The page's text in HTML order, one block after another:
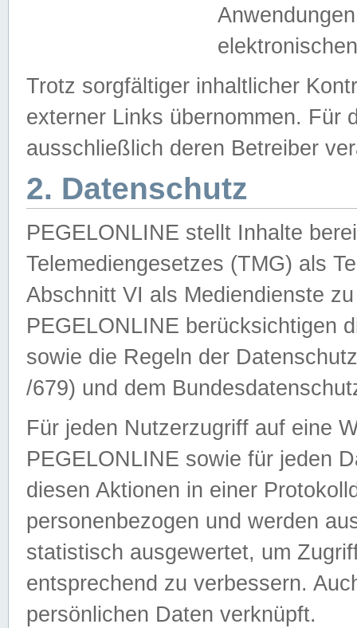
Trotz sorgfältiger inhaltlicher
externer Links übernommen. Für
ausschließlich deren Betreiber
2. Datenschutz
PEGELONLINE stellt Inhalte
Telemediengesetzes (TMG) als
Abschnitt VI als Mediendienste
PEGELONLINE berücksichtigen
sowie die Regeln der
/679) und dem
Für jeden Nutzerzugriff auf eine
PEGELONLINE sowie für jeden
diesen Aktionen in einer
personenbezogen und werden
statistisch ausgewertet, um
entsprechend zu verbessern.
persönlichen Daten verknüpft.